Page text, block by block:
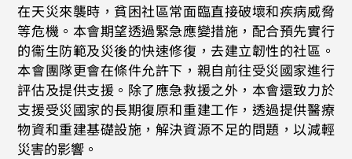
在天災來襲時，貧困社區常面臨直接破壞和疾病威脅
等危機。本會期望透過緊急應變措施，配合預先實行
的衞生防範及災後的快速修復，去建立韌性的社區。
本會團隊更會在條件允許下，親自前往受災國家進行
評估及提供支援。除了應急救援之外，本會還致力於
支援受災國家的長期復原和重建工作，透過提供醫療
物資和重建基礎設施，解決資源不足的問題，以減輕
災害的影響。